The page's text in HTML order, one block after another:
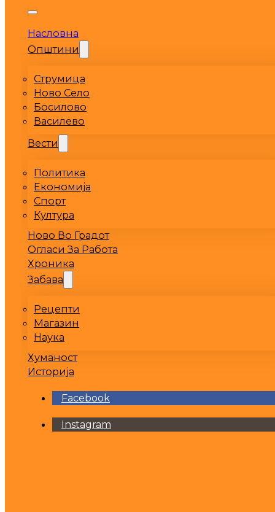
Насловна
Општини
Струмица
Ново Село
Босилово
Василево
Вести
Политика
Економија
Спорт
Култура
Ново Во Градот
Огласи За Работа
Хроника
Забава
Рецепти
Магазин
Наука
Хуманост
Историја
Facebook
Instagram